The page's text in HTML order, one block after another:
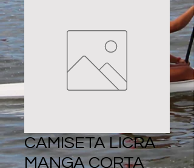
CAMISETA LICRA
MANGA CORTA